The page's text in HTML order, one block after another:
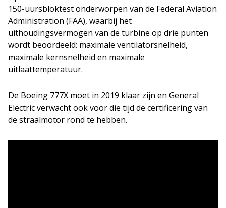
150-uursbloktest onderworpen van de Federal Aviation
Administration (FAA), waarbij het
uithoudingsvermogen van de turbine op drie punten
wordt beoordeeld: maximale ventilatorsnelheid,
maximale kernsnelheid en maximale
uitlaattemperatuur.
De Boeing 777X moet in 2019 klaar zijn en General
Electric verwacht ook voor die tijd de certificering van
de straalmotor rond te hebben.